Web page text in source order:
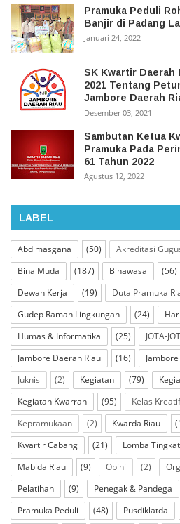
Pramuka Peduli
Banjir di Padang
Januari 24, 2022
SK Kwartir Daerah
2021 Tentang
Jambore Daerah
Desember 03, 2021
Sambutan Ketua
Pramuka Pada
61 Tahun 2022
Agustus 12, 2022
LABEL
Abdimasgana (50) Akreditasi
Bina Muda
(187) Binawasa (56)
Dewan Kerja
(19) Duta Pramuka
Gudep Ramah Lingkungan
(24)
Humas & Informatika
(25) JOTA-
Jambore Daerah Riau
(16)
Juknis
(2) Kegiatan (79)
Kegiatan Kwarran
(95) Kelas
Kepramukaan
(2) Kwarda Riau
Kwartir Cabang
(21) Lomba Tingkat
Mabida Riau
(9) Opini (2)
Pelatihan
(9) Penegak & Pandega
Pramuka Peduli
(48) Pusdiklatda